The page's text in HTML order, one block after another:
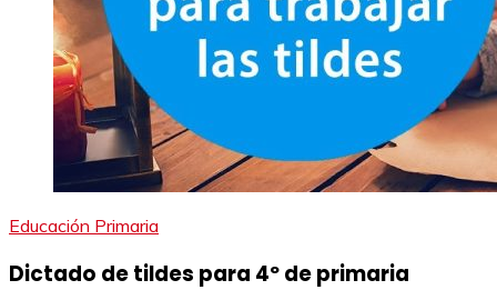
Educación Primaria
Dictado de tildes para 4º de primaria